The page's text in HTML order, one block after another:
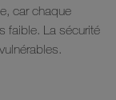
car chaque
faible. La sécurité